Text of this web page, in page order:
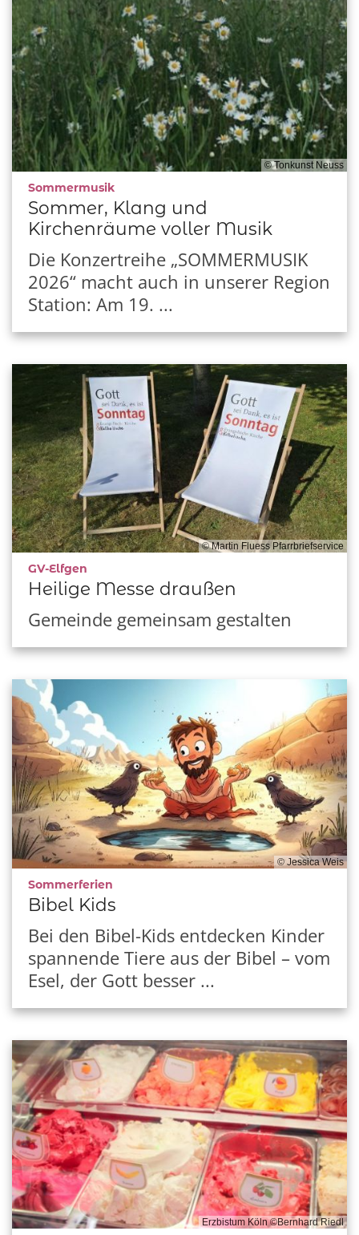
© Tonkunst Neuss
Sommermusik:
Sommer, Klang und
Kirchenräume voller Musik
Die Konzertreihe „SOMMERMUSIK
2026“ macht auch in unserer Region
Station: Am 19. ...
© Martin Fluess Pfarrbriefservice
GV-Elfgen
Heilige Messe draußen
Gemeinde gemeinsam gestalten
© Jessica Weis
Sommerferien
Bibel Kids
Bei den Bibel-Kids entdecken Kinder
spannende Tiere aus der Bibel – vom
Esel, der Gott besser ...
Erzbistum Köln ©Bernhard Riedl